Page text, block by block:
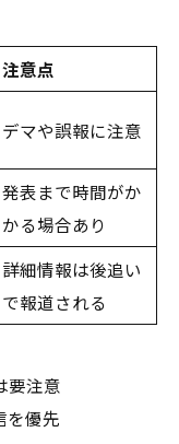
注意点
デマや誤報に注意
発表まで時間がか
かる場合あり
詳細情報は後追い
で報道される
要注意
を優先